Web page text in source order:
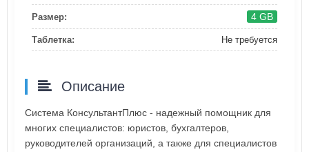
Размер: 4 GB
Таблетка: Не требуется
Описание
Система КонсультантПлюс - надежный помощник для
многих специалистов: юристов, бухгалтеров,
руководителей организаций, а также для специалистов